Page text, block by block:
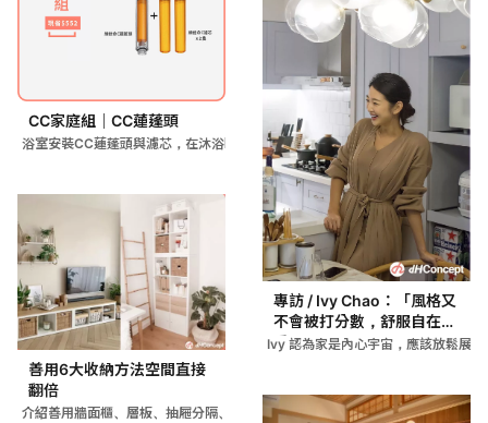
CC家庭組｜CC蓮蓬頭
浴室安裝CC蓮蓬頭與濾芯，在沐浴時過濾水質並釋放維他命C，提
善用6大收納方法空間直接
翻倍
介紹善用牆面櫃、層板、抽屜分隔、收納盒等6大收納方法，透過充
專訪 / Ivy Chao：「風格又
不會被打分數，舒服自在最
重要 !」
Ivy 認為家是內心宇宙，應該放鬆展